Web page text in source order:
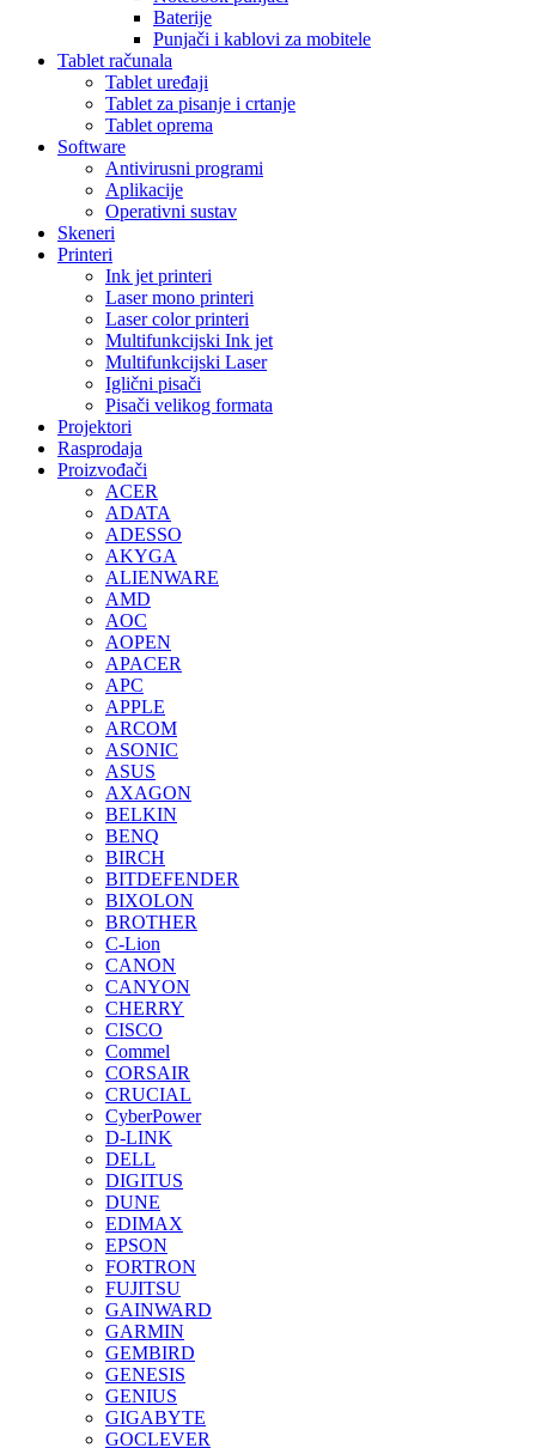
Baterije
Punjači i kablovi za mobitele
Tablet računala
Tablet uređaji
Tablet za pisanje i crtanje
Tablet oprema
Software
Antivirusni programi
Aplikacije
Operativni sustav
Skeneri
Printeri
Ink jet printeri
Laser mono printeri
Laser color printeri
Multifunkcijski Ink jet
Multifunkcijski Laser
Iglični pisači
Pisači velikog formata
Projektori
Rasprodaja
Proizvođači
ACER
ADATA
ADESSO
AKYGA
ALIENWARE
AMD
AOC
AOPEN
APACER
APC
APPLE
ARCOM
ASONIC
ASUS
AXAGON
BELKIN
BENQ
BIRCH
BITDEFENDER
BIXOLON
BROTHER
C-Lion
CANON
CANYON
CHERRY
CISCO
Commel
CORSAIR
CRUCIAL
CyberPower
D-LINK
DELL
DIGITUS
DUNE
EDIMAX
EPSON
FORTRON
FUJITSU
GAINWARD
GARMIN
GEMBIRD
GENESIS
GENIUS
GIGABYTE
GOCLEVER